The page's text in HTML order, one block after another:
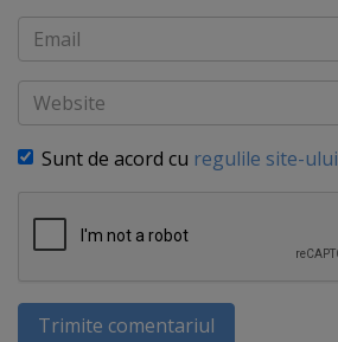
Email
Website
Sunt de acord cu regulile site-ului
Trimite comentariul